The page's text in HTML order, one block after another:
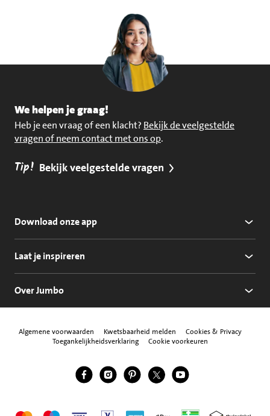
We helpen je graag!
Heb je een vraag of een klacht? Bekijk de veelgestelde
vragen of neem contact met ons op.
Tip! Bekijk veelgestelde vragen
Download onze app
Laat je inspireren
Over Jumbo
Algemene voorwaarden Kwetsbaarheid melden
Cookies & Privacy
Toegankelijkheidsverklaring
Cookie voorkeuren
Volg ons
Jumbo Facebook
Jumbo Instagram
Jumbo Pinterest
Jumbo Twitter
Jumbo YouTube
MastercardMaestroVisa Vpay American Express
Apple Pay Thuiswinkel